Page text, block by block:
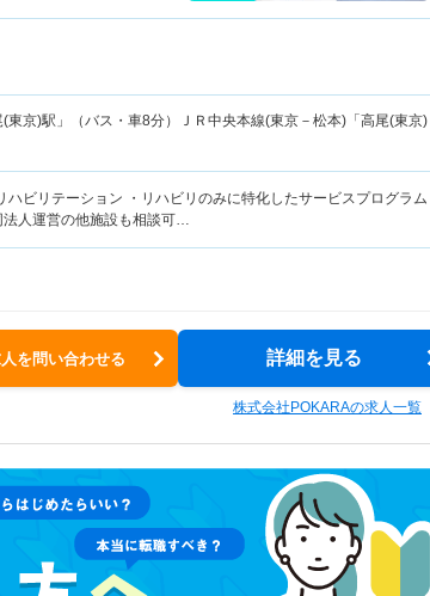
(東京)駅」（バス・車8分）ＪＲ中央本線(東京－松本)「高尾(東京)
ハビリテーション ・リハビリのみに特化したサービスプログラム
人運営の他施設も相談可…
を問い合わせる 詳細を見る
株式会社POKARAの求人一覧